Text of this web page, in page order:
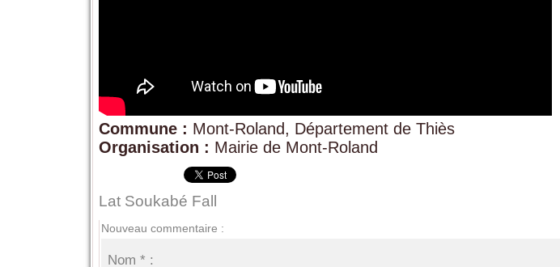
Commune : Mont-Roland, Département de Thiès
Organisation : Mairie de Mont-Roland
Lat Soukabé Fall
Nouveau commentaire :
Nom * :